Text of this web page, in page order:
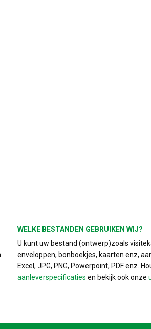
WELKE BESTANDEN GEBRUIKEN WIJ?
U kunt uw bestand (ontwerp)zoals
enveloppen, bonboekjes, kaarten enz,
Excel, JPG, PNG, Powerpoint, PDF enz.
aanleverspecificaties en bekijk ook onze